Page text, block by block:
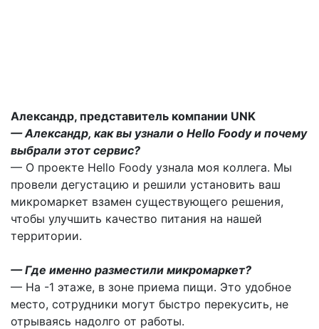
Александр, представитель компании UNK
— Александр, как вы узнали о Hello Foody и почему
выбрали этот сервис?
— О проекте Hello Foody узнала моя коллега. Мы
провели дегустацию и решили установить ваш
микромаркет взамен существующего решения,
чтобы улучшить качество питания на нашей
территории.
— Где именно разместили микромаркет?
— На -1 этаже, в зоне приема пищи. Это удобное
место, сотрудники могут быстро перекусить, не
отрываясь надолго от работы.